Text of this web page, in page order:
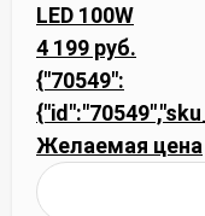
LED 100W
4 199 руб.
{"70549":
Желаемая цена